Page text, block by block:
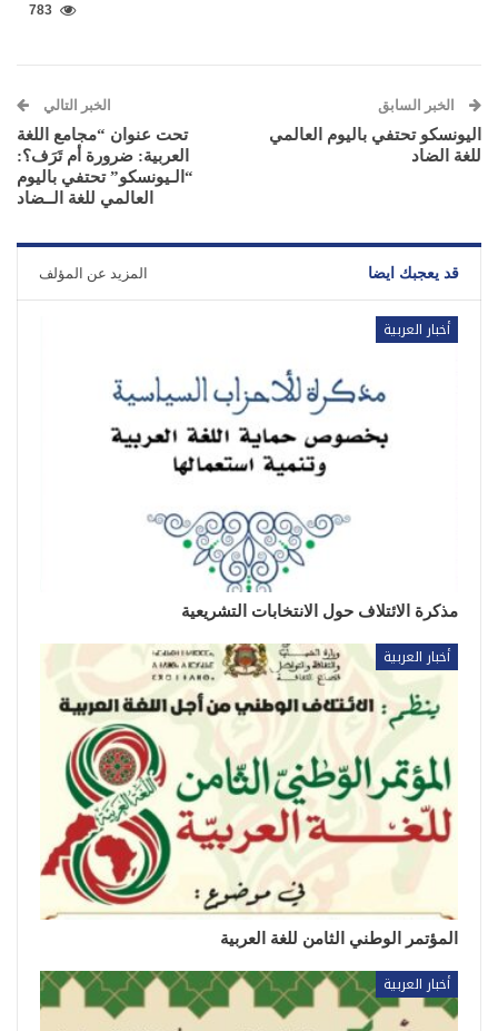
783
الخبر السابق
اليونسكو تحتفي باليوم العالمي
للغة الضاد
الخبر التالي
تحت عنوان “مجامع اللغة
العربية: ضرورة أم تَرَف؟:
“الـيونسكو” تحتفي باليوم
العالمي للغة الــضاد
قد يعجبك ايضا المزيد عن المؤلف
أخبار العربية
مذكرة الائتلاف حول الانتخابات التشريعية
أخبار العربية
المؤتمر الوطني الثامن للغة العربية
أخبار العربية